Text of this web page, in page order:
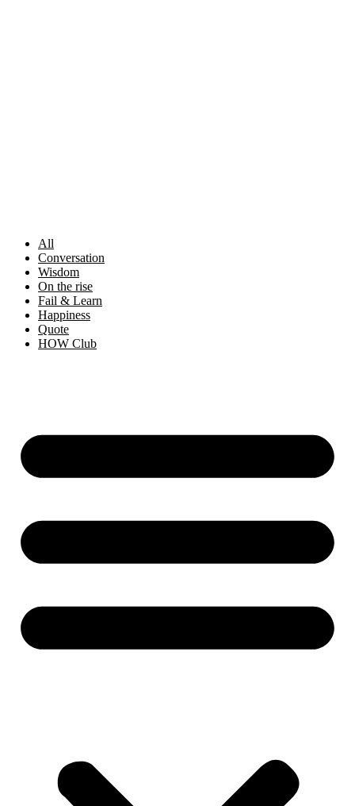
All
Conversation
Wisdom
On the rise
Fail & Learn
Happiness
Quote
HOW Club